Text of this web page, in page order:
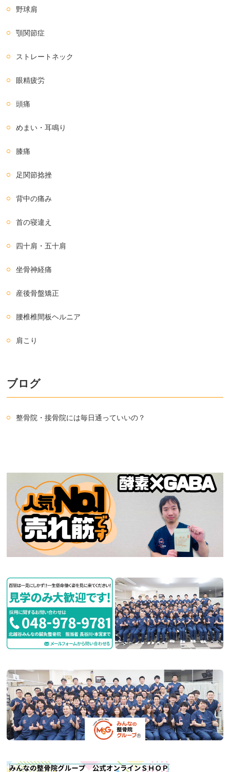
野球肩
顎関節症
ストレートネック
眼精疲労
頭痛
めまい・耳鳴り
膝痛
足関節捻挫
背中の痛み
首の寝違え
四十肩・五十肩
坐骨神経痛
産後骨盤矯正
腰椎椎間板ヘルニア
肩こり
ブログ
整骨院・接骨院には毎日通っていいの？